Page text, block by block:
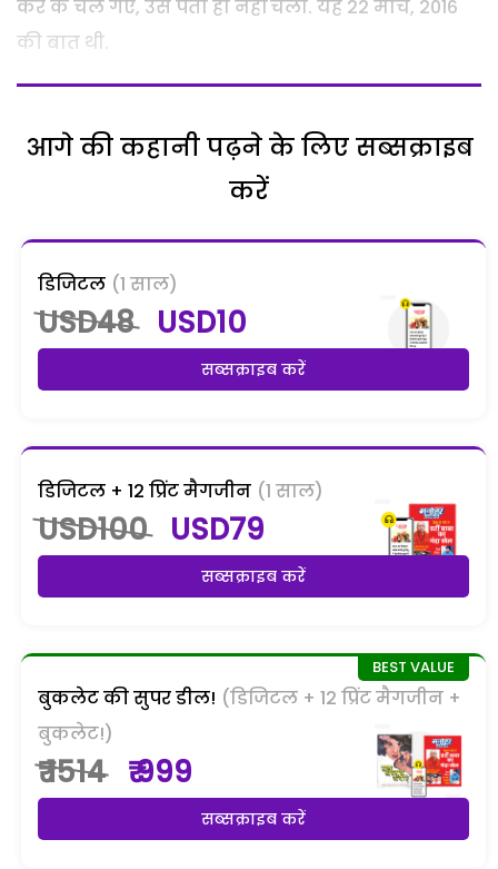
कर के चले गए, उसे पता ही नहीं चला. यह 22 मार्च, 2016
की बात थी.
आगे की कहानी पढ़ने के लिए सब्सक्राइब
करें
डिजिटल (1 साल)
USD48 USD10
सब्सक्राइब करें
डिजिटल + 12 प्रिंट मैगजीन (1 साल)
USD100 USD79
सब्सक्राइब करें
बुकलेट की सुपर डील! (डिजिटल + 12 प्रिंट मैगजीन +
बुकलेट!)
₹ 1514 ₹ 999
सब्सक्राइब करें